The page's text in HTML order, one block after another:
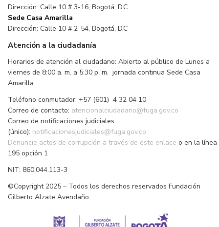
Dirección: Calle 10 # 3-16, Bogotá, D.C
Sede Casa Amarilla
Dirección: Calle 10 # 2-54, Bogotá, D.C
Atención a la ciudadanía
Horarios de atención al ciudadano: Abierto al público de Lunes a
viernes de 8:00 a. m. a 5:30 p. m. jornada continua Sede Casa
Amarilla.
Teléfono conmutador: +57 (601) 4 32 04 10
Correo de contacto: atencionalciudadano@fuga.gov.co
Correo de notificaciones judiciales
(único): notificacionesjudiciales@fuga.gov.co
Denuncie actos de corrupción a través de este enlace o en la línea
195 opción 1
NIT: 860.044.113-3
©Copyright 2025 – Todos los derechos reservados Fundación
Gilberto Alzate Avendaño.